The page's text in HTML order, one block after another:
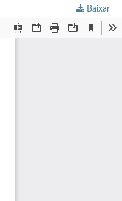
Baixar